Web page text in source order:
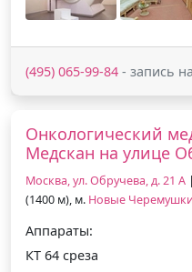
(495) 065-99-84 - запись
Онкологический
Медскан на улице
Москва, ул. Обручева, д. 21 А
(1400 м), м. Новые Черемушки
Аппараты:
КТ 64 среза